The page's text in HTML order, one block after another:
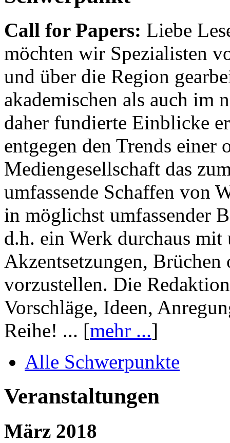
Call for Papers: Liebe
möchten wir Spezialisten
und über die Region
akademischen als auch im
daher fundierte Einblicke
entgegen den Trends einer
Mediengesellschaft das
umfassende Schaffen von
in möglichst umfassender
d.h. ein Werk durchaus mit
Akzentsetzungen, Brüchen
vorzustellen. Die
Vorschläge, Ideen,
Reihe! ... [mehr ...]
Alle Schwerpunkte
Veranstaltungen
März 2018